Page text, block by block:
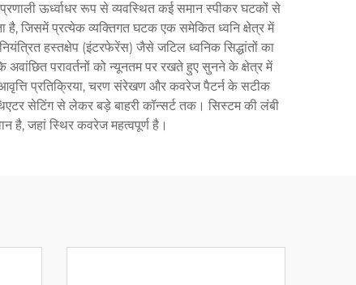
ऊर्ध्वाधर रूप से व्यवस्थित कई समान स्पीकर घटकों से
है, जिसमें प्रत्येक व्यक्तिगत घटक एक समेकित ध्वनि क्षेत्र में
हस्तक्षेप (इंटरफेरेंस) जैसे जटिल ध्वनिक सिद्धांतों का
परावर्तनों को न्यूनतम पर रखते हुए सुनने के क्षेत्र में
प्रतिक्रिया, चरण संरेखण और कवरेज पैटर्न के सटीक
सेटिंग से लेकर बड़े बाहरी कॉन्सर्ट तक। सिस्टम की लंबी
है, जहां स्थिर कवरेज महत्वपूर्ण है।